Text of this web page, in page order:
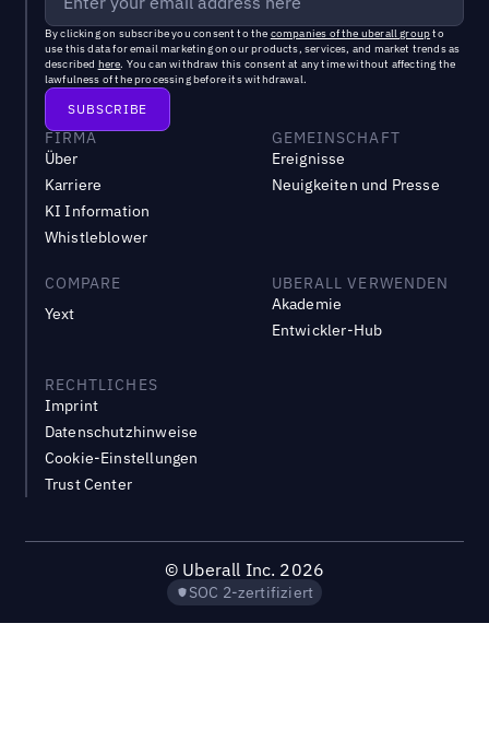
By clicking on subscribe you consent to the companies of the uberall groupto
use this data for email marketing on our products, services, and market trends as
described here. You can withdraw this consent at any time without affecting the
lawfulness of the processing before its withdrawal.
FIRMA
Über
Karriere
KI Information
Whistleblower
GEMEINSCHAFT
Ereignisse
Neuigkeiten und Presse
COMPARE
Yext
UBERALL VERWENDEN
Akademie
Entwickler-Hub
RECHTLICHES
Imprint
Datenschutzhinweise
Cookie-Einstellungen
Trust Center
© Uberall Inc. 2026
SOC 2-zertifiziert